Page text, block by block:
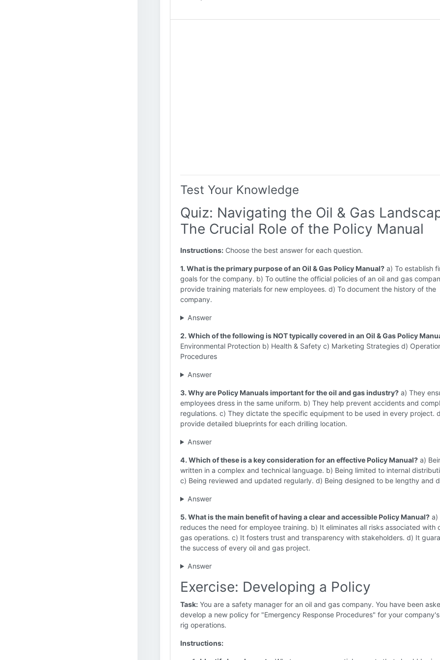
Test Your Knowledge
Quiz: Navigating the Oil & Gas
The Crucial Role of the Policy Manual
Instructions: Choose the best answer for each question.
1. What is the primary purpose of an Oil & Gas Policy Manual? a) To establish
goals for the company. b) To outline the official policies of an oil and gas
provide training materials for new employees. d) To document the history of the
company.
Answer
2. Which of the following is NOT typically covered in an Oil & Gas Policy
Environmental Protection b) Health & Safety c) Marketing Strategies d)
Procedures
Answer
3. Why are Policy Manuals important for the oil and gas industry? a) They
employees dress in the same uniform. b) They help prevent accidents and
regulations. c) They dictate the specific equipment to be used in every project.
provide detailed blueprints for each drilling location.
Answer
4. Which of these is a key consideration for an effective Policy Manual? a)
written in a complex and technical language. b) Being limited to internal
c) Being reviewed and updated regularly. d) Being designed to be lengthy and
Answer
5. What is the main benefit of having a clear and accessible Policy Manual? a)
reduces the need for employee training. b) It eliminates all risks associated with
gas operations. c) It fosters trust and transparency with stakeholders. d) It
the success of every oil and gas project.
Answer
Exercise: Developing a Policy
Task: You are a safety manager for an oil and gas company. You have been
develop a new policy for "Emergency Response Procedures" for your
rig operations.
Instructions: